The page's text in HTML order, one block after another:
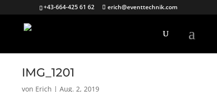
+43-664-425 61 62 erich@eventtechnik.com
IMG_1201
von Erich | Aug. 2, 2019